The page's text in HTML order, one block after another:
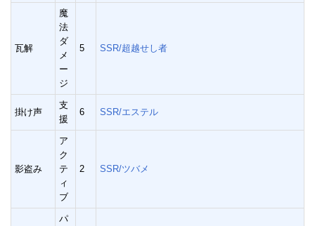
瓦解
魔
法
ダ
メ
ー
ジ
5 SSR/超越せし者
掛け声
支
援
6 SSR/エステル
影盗み
ア
ク
テ
ィ
ブ
2 SSR/ツバメ
パ